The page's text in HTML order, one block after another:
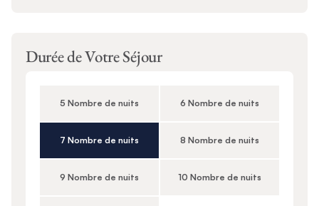
Durée de Votre Séjour
5 Nombre de nuits 6 Nombre de nuits
7 Nombre de nuits 8 Nombre de nuits
9 Nombre de nuits 10 Nombre de nuits